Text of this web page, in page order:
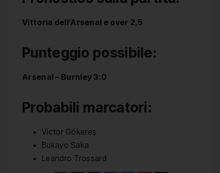
Vittoria dell’Arsenal e over 2,5
Punteggio possibile:
Arsenal – Burnley 3:0
Probabili marcatori:
Victor Gökereş
Bukayo Saka
Leandro Trossard